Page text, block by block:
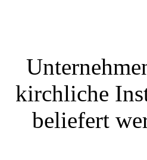
kirchliche
beliefert